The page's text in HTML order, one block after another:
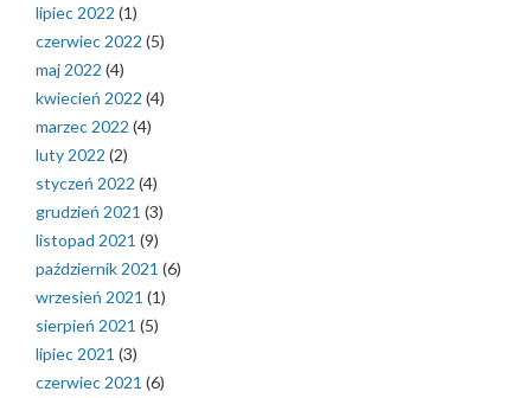
lipiec 2022 (1)
czerwiec 2022 (5)
maj 2022 (4)
kwiecień 2022 (4)
marzec 2022 (4)
luty 2022 (2)
styczeń 2022 (4)
grudzień 2021 (3)
listopad 2021 (9)
październik 2021 (6)
wrzesień 2021 (1)
sierpień 2021 (5)
lipiec 2021 (3)
czerwiec 2021 (6)